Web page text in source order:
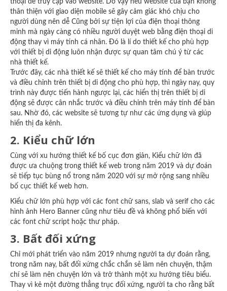
thoại để truy cập vào website. Do vậy nếu website của bạn không
thân thiện với giao diện mobile sẽ gây cảm giác khó chịu cho
người dùng nên dễ Cũng bởi sự tiện lợi của điện thoại thông
minh mà ngày càng có nhiều người duyệt web bằng điện thoại di
động thay vì máy tính cá nhân. Đó là lí do thiết kế cho phù hợp
với thiết bị di động luôn nhận được sự quan tâm chú ý từ các
nhà thiết kế.
Trước đây, các nhà thiết kế sẽ thiết kế cho máy tính để bàn trước
và điều chỉnh trên thiết bị di động cho phù hợp, thì ngày nay, quy
trình này được tiến hành ngược lại, các hiển thị trên thiết bị di
động sẽ được cân nhắc trước và điều chỉnh trên máy tính để bàn
sau. Nhờ đó, các website sẽ tương tự như các ứng dụng và giúp
hiển thị đa kênh.
2. Kiểu chữ lớn
Cùng với xu hướng thiết kế bố cục đơn giản, Kiểu chữ lớn đã
được ưa chuộng trong thiết kế web trong năm 2019 và dự đoán
sẽ tiếp tục bùng nổ trong năm 2020 với sự mở rộng sang nhiều
bố cục thiết kế web hơn.
Kiểu chữ lớn phù hợp với các font chữ sans, slab và serif cho các
hình ảnh Hero Banner cũng như tiêu đề và không phổ biến với
các font chữ script hoặc thư pháp.
3. Bất đối xứng
Chỉ mới phát triển vào năm 2019 nhưng người ta dự đoán rằng,
trong năm nay, bất đối xứng chắc chắn sẽ làm nên chuyện, thậm
chí sẽ làm nên chuyện lớn và trở thành một xu hướng tiêu biểu.
Thay vì kẻ một đường thẳng trục đối xứng, người ta cho rằng bất